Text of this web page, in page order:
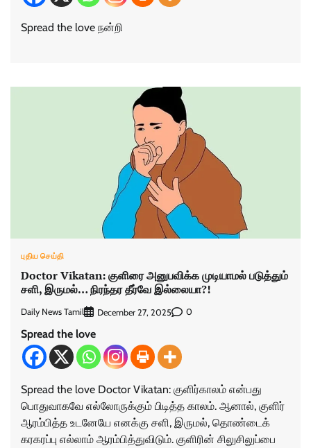
Spread the love நன்றி
புதிய செய்தி
Doctor Vikatan: குளிரை அனுபவிக்க முடியாமல் படுத்தும்
சளி, இருமல்… நிரந்தர தீர்வே இல்லையா?!
Daily News Tamil December 27, 2025 0
Spread the love
Spread the love Doctor Vikatan: குளிர்காலம் என்பது
பொதுவாகவே எல்லோருக்கும் பிடித்த காலம். ஆனால், குளிர்
ஆரம்பித்த உடனேயே எனக்கு சளி, இருமல், தொண்டைக்
கரகரப்பு எல்லாம் ஆரம்பித்துவிடும். குளிரின் சிலுசிலுப்பை